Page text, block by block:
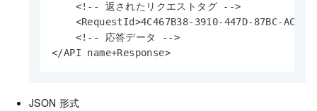
    <!-- 返されたリクエストタグ -->
<RequestId>4C467B38-3910-447D-87BC-
    <!-- 応答データ -->
</API name+Response>
JSON 形式